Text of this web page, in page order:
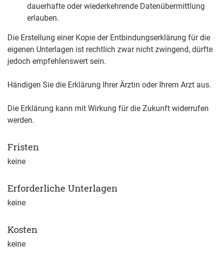
dauerhafte oder wiederkehrende Datenübermittlung
erlauben.
Die Erstellung einer Kopie der Entbindungserklärung für die
eigenen Unterlagen ist rechtlich zwar nicht zwingend, dürfte
jedoch empfehlenswert sein.
Händigen Sie die Erklärung Ihrer Ärztin oder Ihrem Arzt aus.
Die Erklärung kann mit Wirkung für die Zukunft widerrufen
werden.
Fristen
keine
Erforderliche Unterlagen
keine
Kosten
keine